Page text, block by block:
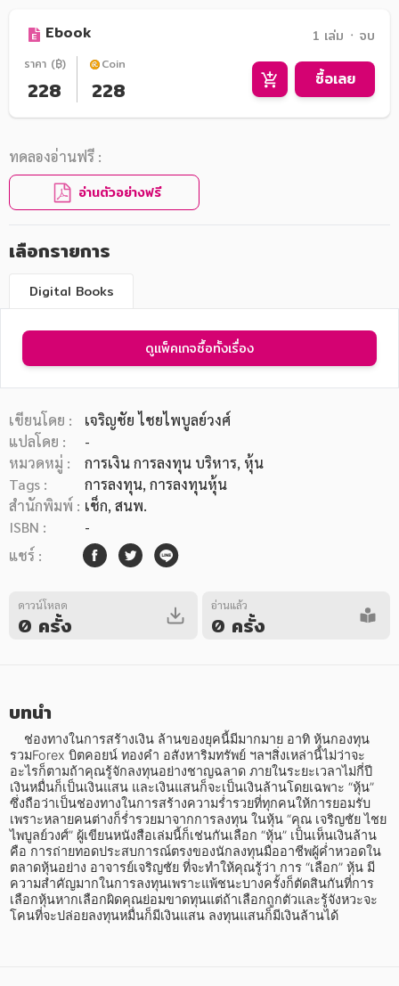
หมวดหมู่หนังสือ
หมวดหมู่ยอดนิยม
หนังสือออกใหม่ หนังสือยอดนิยม หนังสือเช่า
หมวดหมู่หนังสือ
อาหาร สุขภาพ การแพทย์
ศิลปะ บันเทิง กีฬา ท่องเที่ยว
สังคม วัฒนธรรม การปกครอง ศาสนาและปรัชญา
ศาสนา และปรัชญา
กฎหมาย สัญญา ภาษี
Ebook 1 เล่ม ᛫ จบ
ราคา (฿)
228
Coin
228 ซื้อเลย
ทดลองอ่านฟรี :
อ่านตัวอย่างฟรี
เลือกรายการ
Digital Books
ดูแพ็คเกจซื้อทั้งเรื่อง
เขียนโดย :
เจริญชัย ไชยไพบูลย์วงศ์
แปลโดย :
-
หมวดหมู่ :
การเงิน การลงทุน บริหาร, หุ้น
Tags :
การลงทุน, การลงทุนหุ้น
สำนักพิมพ์ : เช็ก, สนพ.
ISBN :
-
แชร์ :
ดาวน์โหลด
0 ครั้ง
อ่านแล้ว
0 ครั้ง
บทนำ
รวมForex บิตคอยน์ ทองคำ อสังหาริมทรัพย์ ฯลฯสิ่งเหล่านี้ไม่ว่าจะ
อะไรก็ตามถ้าคุณรู้จักลงทุนอย่างชาญฉลาด ภายในระยะเวลาไม่กี่ปี
เงินหมื่นก็เป็นเงินแสน และเงินแสนก็จะเป็นเงินล้านโดยเฉพาะ “หุ้น”
ซึ่งถือว่าเป็นช่องทางในการสร้างความร่ำรวยที่ทุกคนให้การยอมรับ
เพราะหลายคนต่างก็ร่ำรวยมาจากการลงทุน ในหุ้น “คุณ เจริญชัย ไชย
ไพบูลย์วงศ์” ผู้เขียนหนังสือเล่มนี้ก็เช่นกันเลือก “หุ้น” เป็นเห็นเงินล้าน
คือ การถ่ายทอดประสบการณ์ตรงของนักลงทุนมืออาชีพผู้ค่ำหวอดใน
ตลาดหุ้นอย่าง อาจารย์เจริญชัย ที่จะทำให้คุณรู้ว่า การ “เลือก” หุ้น มี
ความสำคัญมากในการลงทุนเพราะแพ้ชนะบางครั้งก็ตัดสินกันที่การ
เลือกหุ้นหากเลือกผิดคุณย่อมขาดทุนแต่ถ้าเลือกถูกตัวและรู้จังหวะจะ
โคนที่จะปล่อยลงทุนหมื่นก็มีเงินแสน ลงทุนแสนก็มีเงินล้านได้